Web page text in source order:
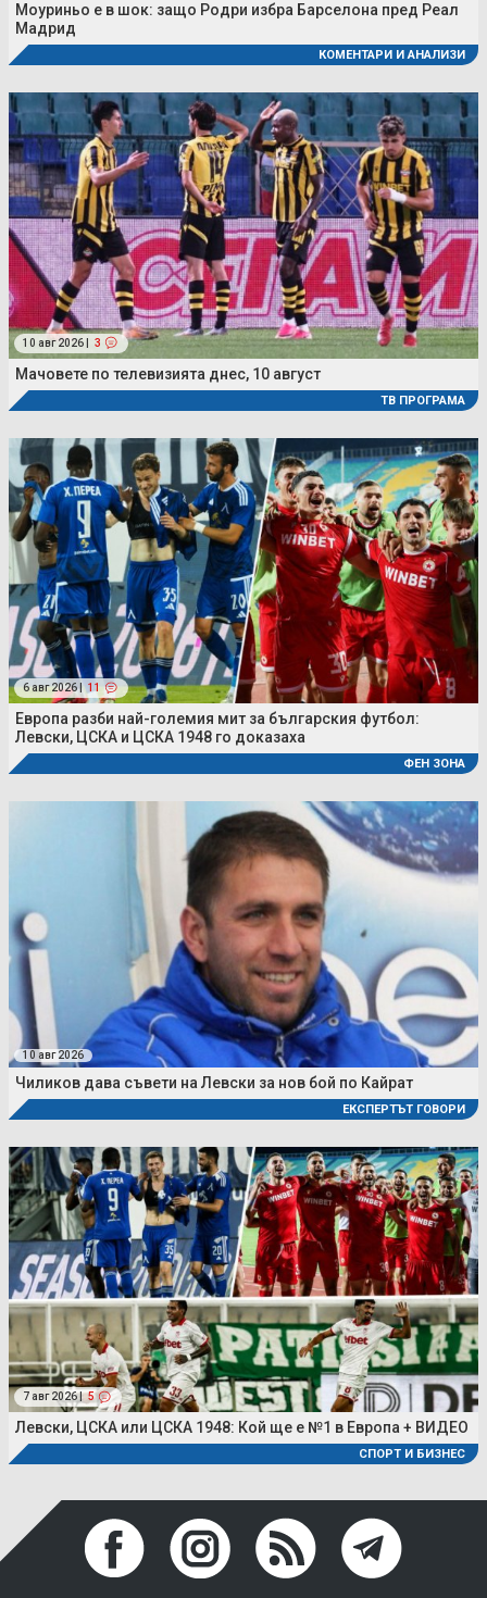
Моуриньо е в шок: защо Родри избра Барселона пред Реал
Мадрид
КОМЕНТАРИ И АНАЛИЗИ
10 авг 2026 | 3
Мачовете по телевизията днес, 10 август
ТВ ПРОГРАМА
6 авг 2026 | 11
Европа разби най-големия мит за българския футбол:
Левски, ЦСКА и ЦСКА 1948 го доказаха
ФЕН ЗОНА
10 авг 2026
Чиликов дава съвети на Левски за нов бой по Кайрат
ЕКСПЕРТЪТ ГОВОРИ
7 авг 2026 | 5
Левски, ЦСКА или ЦСКА 1948: Кой ще е №1 в Европа + ВИДЕО
СПОРТ И БИЗНЕС